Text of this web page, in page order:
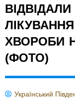
ХВОРОБИ
(ФОТО)
Український